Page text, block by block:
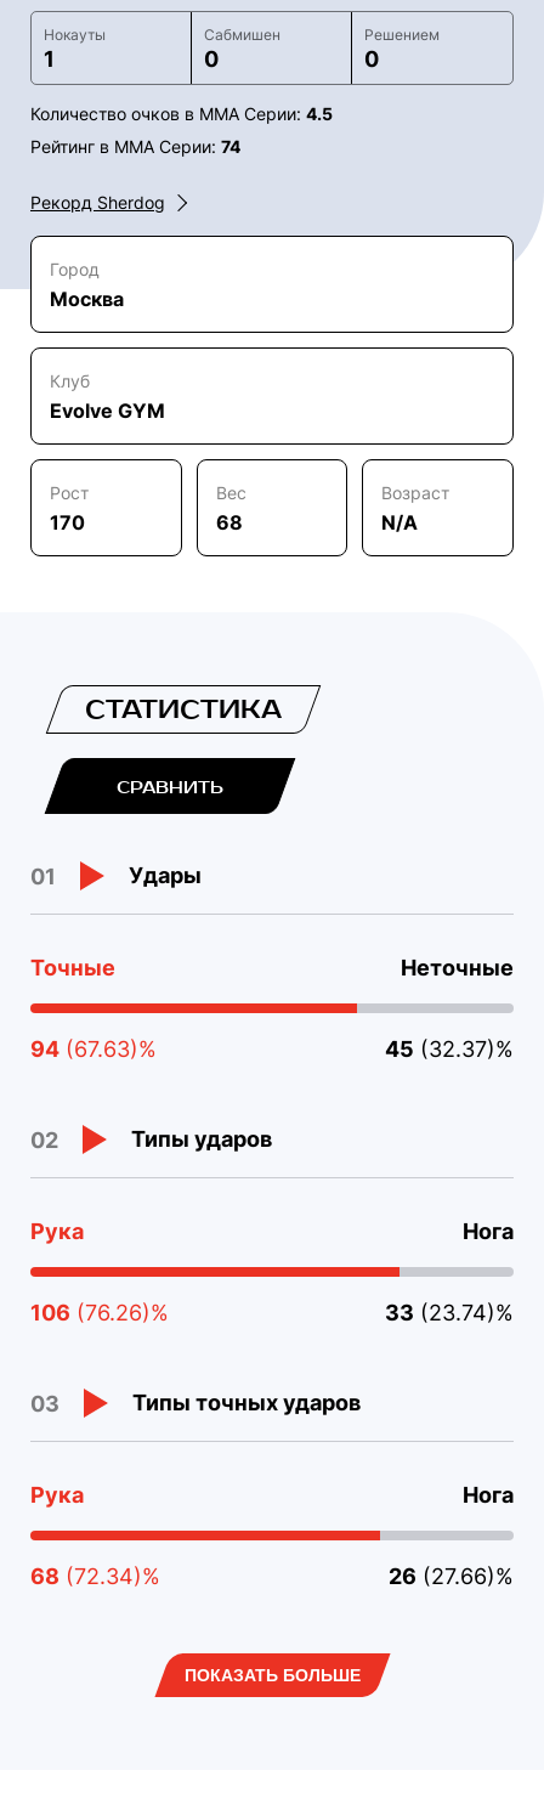
Нокауты
1
Сабмишен
0
Решением
0
Количество очков в ММА Серии: 4.5
Рейтинг в ММА Серии: 74
Рекорд Sherdog
Город
Москва
Клуб
Evolve GYM
Рост
170
Вес
68
Возраст
N/A
СТАТИСТИКА
СРАВНИТЬ
01 Удары
Точные Неточные
94 (67.63)% 45 (32.37)%
02 Типы ударов
Рука Нога
106 (76.26)% 33 (23.74)%
03 Типы точных ударов
Рука Нога
68 (72.34)% 26 (27.66)%
ПОКАЗАТЬ БОЛЬШЕ